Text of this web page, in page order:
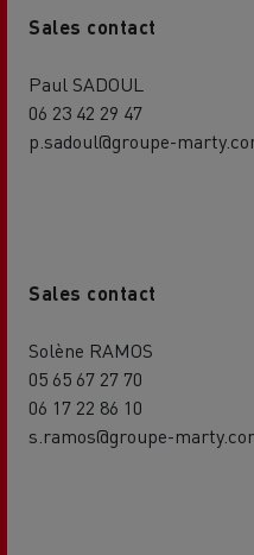
Sales contact
Paul SADOUL
06 23 42 29 47
p.sadoul@groupe-
Sales contact
Solène RAMOS
05 65 67 27 70
06 17 22 86 10
s.ramos@groupe-